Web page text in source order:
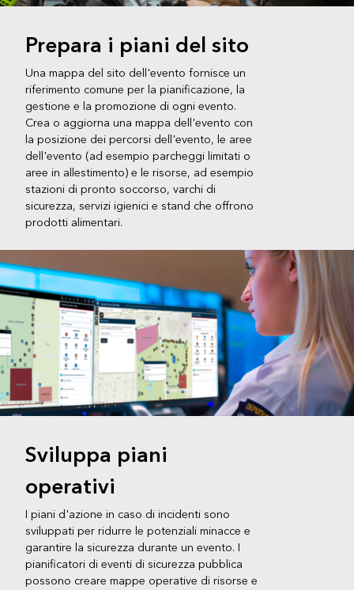
Prepara i piani del sito
Una mappa del sito dell'evento fornisce un
riferimento comune per la pianificazione, la
gestione e la promozione di ogni evento.
Crea o aggiorna una mappa dell'evento con
la posizione dei percorsi dell'evento, le aree
dell'evento (ad esempio parcheggi limitati o
aree in allestimento) e le risorse, ad esempio
stazioni di pronto soccorso, varchi di
sicurezza, servizi igienici e stand che offrono
prodotti alimentari.
Sviluppa piani
operativi
I piani d'azione in caso di incidenti sono
sviluppati per ridurre le potenziali minacce e
garantire la sicurezza durante un evento. I
pianificatori di eventi di sicurezza pubblica
possono creare mappe operative di risorse e